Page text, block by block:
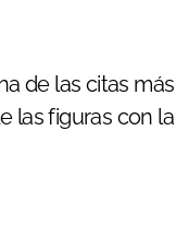
de las citas
las figuras con